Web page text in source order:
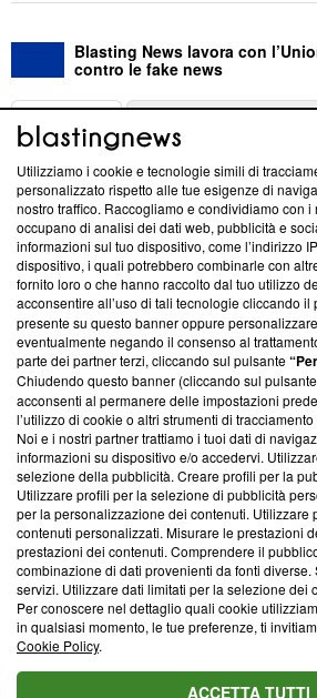
Blasting News lavora con
contro le fake news
ABOUT
Questa sezione offre informazioni
News, sui nostri processi editoriali e su
creare news di qualità. Inoltre, afferma la
‘Trust Project - News with Integrity’
ancora membro del programma, ma ha
parte; Trust Project non ha ancora
conformità agli standard.
Su di noi
Team editoriale
Corporate
Redazione
Informativa Privacy
Cookie Policy
Blasting SA, IDI CHE-247.845.224, Via
Lugano (Svizzera) Tel:+39 0690258937
© 2026 Blasting News
Utilizziamo i cookie e tecnologie simili di
personalizzato rispetto alle tue esigenze di
nostro traffico. Raccogliamo e condividiamo con i
occupano di analisi dei dati web, pubblicità e
informazioni sul tuo dispositivo, come l’indirizzo
dispositivo, i quali potrebbero combinarle con
fornito loro o che hanno raccolto dal tuo utilizzo
acconsentire all’uso di tali tecnologie cliccando il
presente su questo banner oppure
eventualmente negando il consenso al
parte dei partner terzi, cliccando sul pulsante
Chiudendo questo banner (cliccando sul pulsante
acconsenti al permanere delle impostazioni
l’utilizzo di cookie o altri strumenti di
Noi e i nostri partner trattiamo i tuoi dati di
informazioni su dispositivo e/o accedervi.
selezione della pubblicità. Creare profili per la
Utilizzare profili per la selezione di pubblicità
per la personalizzazione dei contenuti. Utilizzare
contenuti personalizzati. Misurare le prestazioni
prestazioni dei contenuti. Comprendere il
combinazione di dati provenienti da fonti
servizi. Utilizzare dati limitati per la selezione dei
Per conoscere nel dettaglio quali cookie
in qualsiasi momento, le tue preferenze, ti
Cookie Policy.
ACCETTA TUTTI